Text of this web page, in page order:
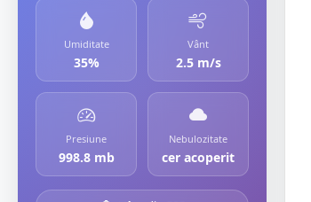
Umiditate
35%
Vânt
2.5 m/s
Presiune
998.8 mb
Nebulozitate
cer acoperit